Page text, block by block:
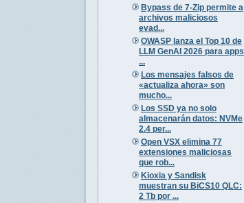
Bypass de 7-Zip permite a
archivos maliciosos
evad...
OWASP lanza el Top 10 de
LLM GenAI 2026 para apps
...
Los mensajes falsos de
«actualiza ahora» son
mucho...
Los SSD ya no solo
almacenarán datos: NVMe
2.4 per...
Open VSX elimina 77
extensiones maliciosas
que rob...
Kioxia y Sandisk
muestran su BiCS10 QLC:
2 Tb por ...